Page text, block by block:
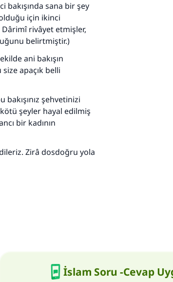
bakışında sana bir şey
için ikinci
Dârimî rivâyet etmişler,
belirtmiştir.)
ani bakışın
apaçık belli
bakışınız şehvetinizi
şeyler hayal edilmiş
bir kadının
Zirâ dosdoğru yola
İslam Soru -Cevap